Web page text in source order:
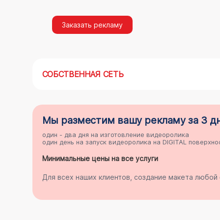
Заказать рекламу
СОБСТВЕННАЯ СЕТЬ
Мы разместим вашу рекламуза 3
один - два дня на изготовление видеоролика
один день на запуск видеоролика на DIGITAL
Минимальные цены на все услуги
Для всех наших клиентов, создание макета